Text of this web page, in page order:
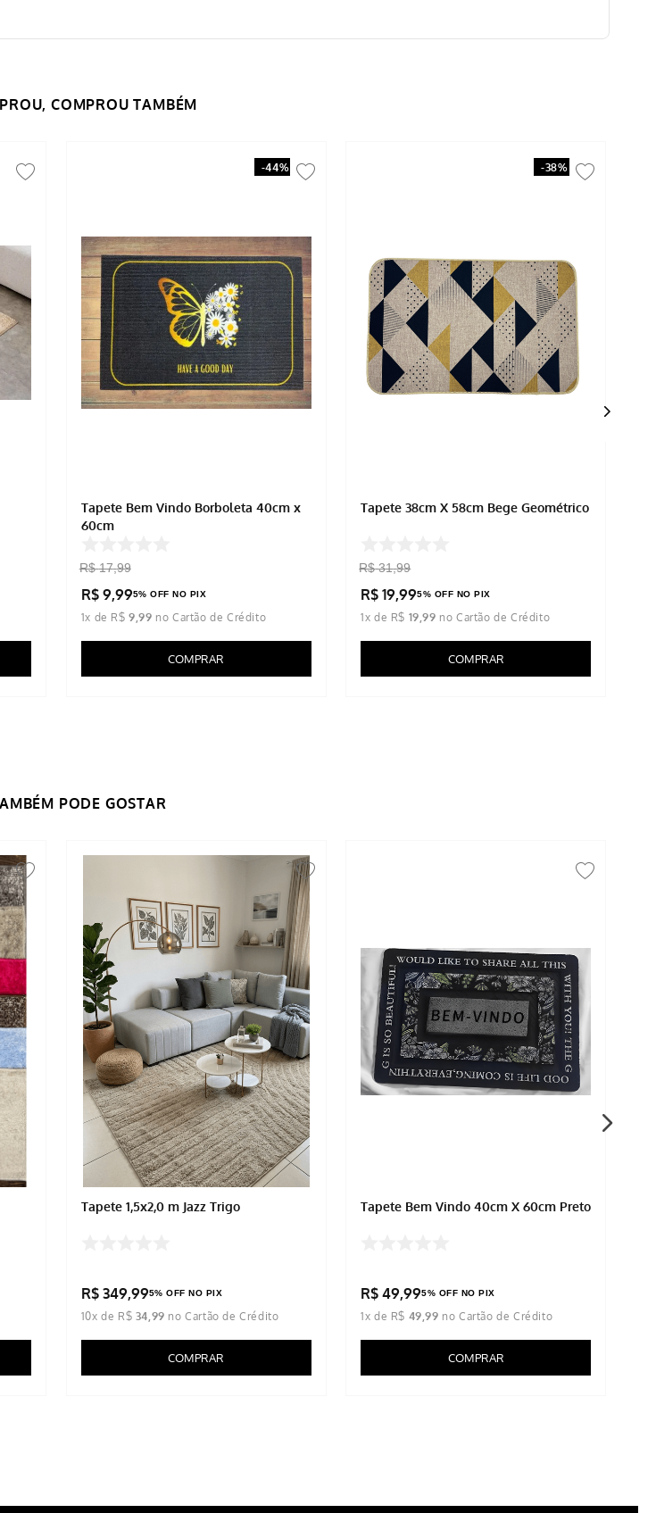
-44%
Tapete Bem Vindo Borboleta 40cm x
60cm
R$ 17,99
R$ 9,995% OFF NO PIX
1x de R$ 9,99
COMPRAR
-38%
Tapete 38cm X 58cm Bege Geométrico
R$ 31,99
R$ 19,995% OFF NO PIX
1x de R$ 19,99
COMPRAR
Tapete 1,5x2,0 m Jazz Trigo
R$ 349,995% OFF NO PIX
10x de R$ 34,99
COMPRAR
Tapete Bem Vindo 40cm X 60cm Preto
R$ 49,995% OFF NO PIX
1x de R$ 49,99
COMPRAR